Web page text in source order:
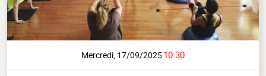
Mercredi, 17/09/202510:30